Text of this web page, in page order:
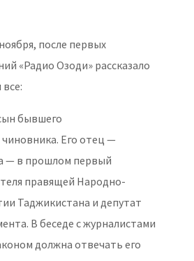
после первых
«Радио Озоди» рассказало
бывшего
Его отец —
— в прошлом первый
правящей Народно-
Таджикистана и депутат
В беседе с журналистами
должна отвечать его